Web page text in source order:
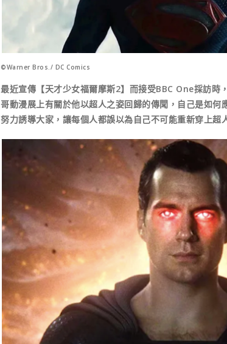
©Warner Bros./ DC Comics
最近宣傳【天才少女福爾摩斯2】而接受BBC One採訪時
哥動漫展上有關於他以超人之姿回歸的傳聞，自己是如何
努力誘導大家，讓每個人都誤以為自己不可能重新穿上超